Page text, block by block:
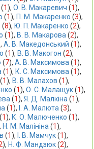
(1), О. В. Макаревич (1),
(1), П. М. Макаренко (3),
(8), Ю. П. Макаренко (2),
(1), В. В. Макарова (2),
А. В. Македонський (1),
(1), В. В. Макогон (2),
(7), А. В. Максимова (1),
(1), К. С. Максимова (1),
(1), В. В. Малахов (1),
(1), О. С. Малащук (1),
(1), Я. Д. Малкіна (1),
(1), І. А. Малюта (3),
(1), К. О. Малюченко (1),
Н. М. Малініна (1),
(1), І. В. Мамчук (1),
), Н. Ф. Мандзюк (2),